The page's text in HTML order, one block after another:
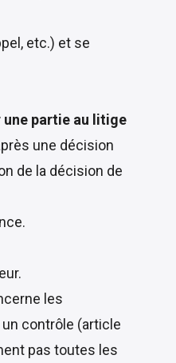
etc.) et se
partie au litige
une décision
de la décision de
les
contrôle (article
pas toutes les